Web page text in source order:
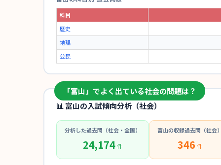
科目
歴史
地理
公民
「富山」でよく出ている社会の問題は？
📊 富山の入試傾向分析（社会）
分析した過去問（社会・全国）
24,174件
富山の収録過去問（社会
346 件